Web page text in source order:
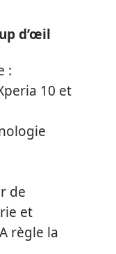
d’œil
:
10 et
de
et
règle la